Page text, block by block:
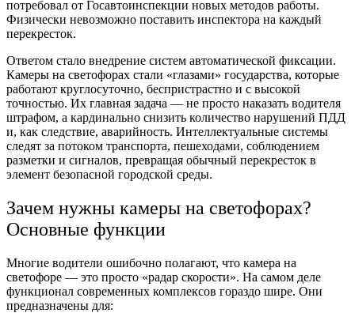
потребовал от Госавтоинспекции новых методов работы.
Физически невозможно поставить инспектора на каждый
перекресток.
Ответом стало внедрение систем автоматической фиксации.
Камеры на светофорах стали «глазами» государства, которые
работают круглосуточно, беспристрастно и с высокой
точностью. Их главная задача — не просто наказать водителя
штрафом, а кардинально снизить количество нарушений ПДД
и, как следствие, аварийность. Интеллектуальные системы
следят за потоком транспорта, пешеходами, соблюдением
разметки и сигналов, превращая обычный перекресток в
элемент безопасной городской среды.
Зачем нужны камеры на светофорах?
Основные функции
Многие водители ошибочно полагают, что камера на
светофоре — это просто «радар скорости». На самом деле
функционал современных комплексов гораздо шире. Они
предназначены для: